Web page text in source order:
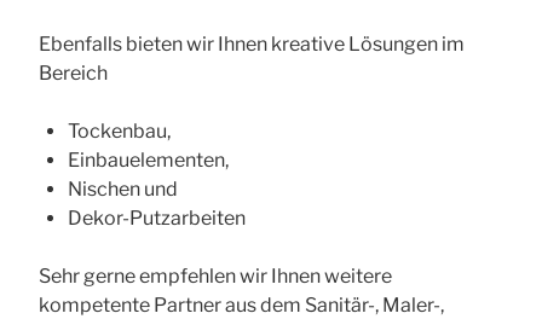
Ebenfalls bieten wir Ihnen kreative Lösungen im
Bereich
Tockenbau,
Einbauelementen,
Nischen und
Dekor-Putzarbeiten
Sehr gerne empfehlen wir Ihnen weitere
kompetente Partner aus dem Sanitär-, Maler-,